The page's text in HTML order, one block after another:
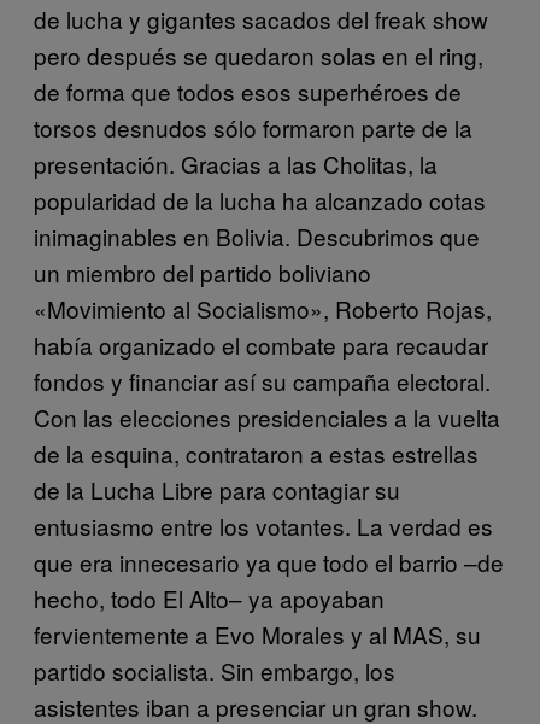
de lucha y gigantes sacados del freak show
pero después se quedaron solas en el ring,
de forma que todos esos superhéroes de
torsos desnudos sólo formaron parte de la
presentación. Gracias a las Cholitas, la
popularidad de la lucha ha alcanzado cotas
inimaginables en Bolivia. Descubrimos que
un miembro del partido boliviano
«Movimiento al Socialismo», Roberto Rojas,
había organizado el combate para recaudar
fondos y financiar así su campaña electoral.
Con las elecciones presidenciales a la vuelta
de la esquina, contrataron a estas estrellas
de la Lucha Libre para contagiar su
entusiasmo entre los votantes. La verdad es
que era innecesario ya que todo el barrio –de
hecho, todo El Alto– ya apoyaban
fervientemente a Evo Morales y al MAS, su
partido socialista. Sin embargo, los
asistentes iban a presenciar un gran show.